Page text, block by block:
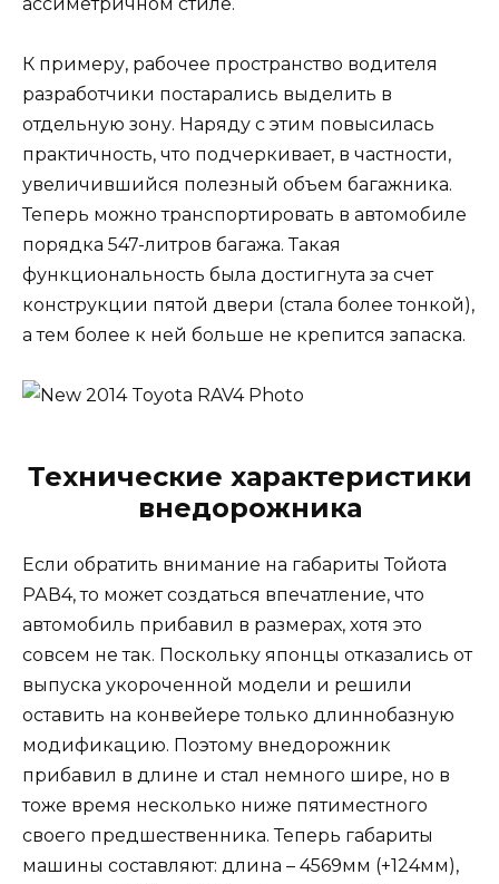
К примеру, рабочее пространство водителя
разработчики постарались выделить в
отдельную зону. Наряду с этим повысилась
практичность, что подчеркивает, в частности,
увеличившийся полезный объем багажника.
Теперь можно транспортировать в автомобиле
порядка 547-литров багажа. Такая
функциональность была достигнута за счет
конструкции пятой двери (стала более тонкой),
а тем более к ней больше не крепится запаска.
Технические характеристики
внедорожника
Если обратить внимание на габариты Тойота
РАВ4, то может создаться впечатление, что
автомобиль прибавил в размерах, хотя это
совсем не так. Поскольку японцы отказались от
выпуска укороченной модели и решили
оставить на конвейере только длиннобазную
модификацию. Поэтому внедорожник
прибавил в длине и стал немного шире, но в
тоже время несколько ниже пятиместного
своего предшественника. Теперь габариты
машины составляют: длина – 4569мм (+124мм),